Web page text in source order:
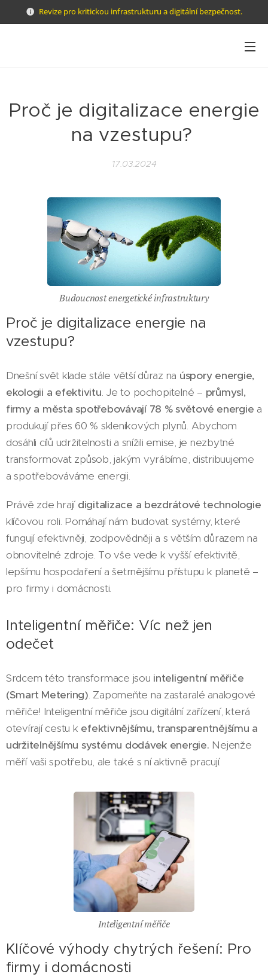
Revize pro kritickou infrastrukturu a digitální bezpečnost.
Proč je digitalizace energie
na vzestupu?
17.03.2024
Budoucnost energetické infrastruktury
Proč je digitalizace energie na
vzestupu?
Dnešní svět klade stále větší důraz na úspory energie,
ekologii a efektivitu. Je to pochopitelné – průmysl,
firmy a města spotřebovávají 78 % světové energie a
produkují přes 60 % skleníkových plynů. Abychom
dosáhli cílů udržitelnosti a snížili emise, je nezbytné
transformovat způsob, jakým vyrábíme, distribuujeme
a spotřebováváme energii.
Právě zde hrají digitalizace a bezdrátové technologie
klíčovou roli. Pomáhají nám budovat systémy, které
fungují efektivněji, zodpovědněji a s větším důrazem na
obnovitelné zdroje. To vše vede k vyšší efektivitě,
lepšímu hospodaření a šetrnějšímu přístupu k planetě –
pro firmy i domácnosti.
Inteligentní měřiče: Víc než jen
odečet
Srdcem této transformace jsou inteligentní měřiče
(Smart Metering). Zapomeňte na zastaralé analogové
měřiče! Inteligentní měřiče jsou digitální zařízení, která
otevírají cestu k efektivnějšímu, transparentnějšímu a
udržitelnějšímu systému dodávek energie. Nejenže
měří vaši spotřebu, ale také s ní aktivně pracují.
Inteligentní měřiče
Klíčové výhody chytrých řešení: Pro
firmy i domácnosti